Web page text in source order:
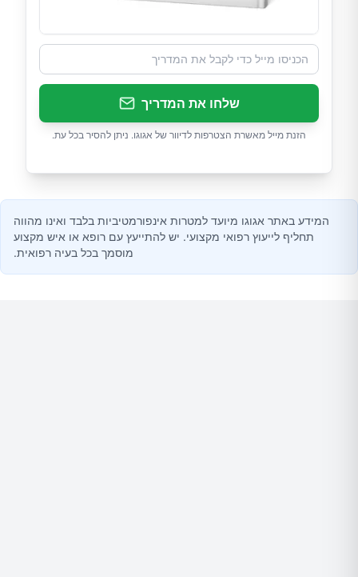
שלחו את המדריך
הזנת מייל מאשרת הצטרפות לדיוור של אגוגו. ניתן להסיר בכל עת.
המידע באתר אגוגו מיועד למטרות אינפורמטיביות בלבד ואינו מהווה
תחליף לייעוץ רפואי מקצועי. יש להתייעץ עם רופא או איש מקצוע
מוסמך בכל בעיה רפואית.